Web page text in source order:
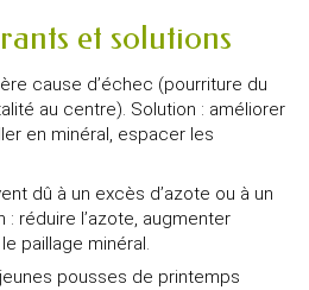
et solutions
cause d’échec (pourriture du
au centre). Solution : améliorer
en minéral, espacer les
dû à un excès d’azote ou à un
: réduire l’azote, augmenter
paillage minéral.
pousses de printemps